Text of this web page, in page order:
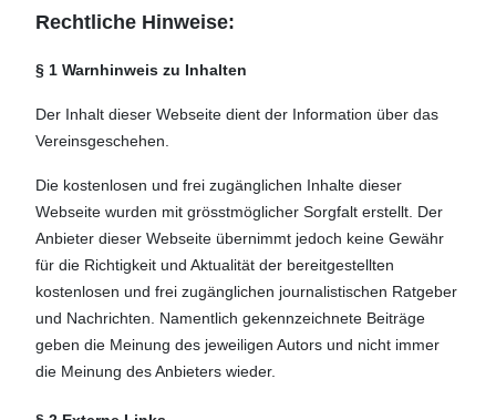
Rechtliche Hinweise:
§ 1 Warnhinweis zu Inhalten
Der Inhalt dieser Webseite dient der Information über das
Vereinsgeschehen.
Die kostenlosen und frei zugänglichen Inhalte dieser
Webseite wurden mit grösstmöglicher Sorgfalt erstellt. Der
Anbieter dieser Webseite übernimmt jedoch keine Gewähr
für die Richtigkeit und Aktualität der bereitgestellten
kostenlosen und frei zugänglichen journalistischen Ratgeber
und Nachrichten. Namentlich gekennzeichnete Beiträge
geben die Meinung des jeweiligen Autors und nicht immer
die Meinung des Anbieters wieder.